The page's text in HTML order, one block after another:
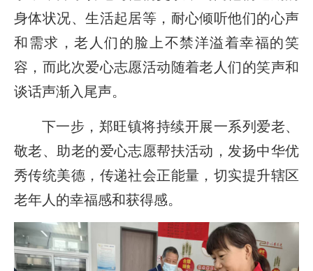
身体状况、生活起居等，耐心倾听他们的心声
和需求，老人们的脸上不禁洋溢着幸福的笑
容，而此次爱心志愿活动随着老人们的笑声和
谈话声渐入尾声。
下一步，郑旺镇将持续开展一系列爱老、
敬老、助老的爱心志愿帮扶活动，发扬中华优
秀传统美德，传递社会正能量，切实提升辖区
老年人的幸福感和获得感。